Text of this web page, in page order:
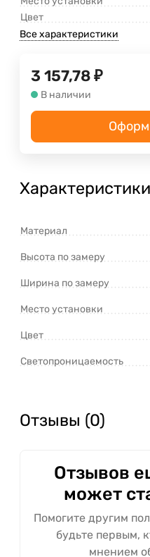
Цвет
Все характеристики
3 157,78 ₽
В наличии
Характеристики
Материал
Высота по замеру
Ширина по замеру
Место установки
Цвет
Светопроницаемость
Отзывы (0)
Отзывов
может
Помогите другим
будьте первым,
мнением